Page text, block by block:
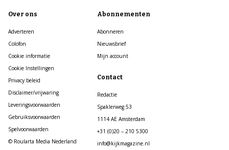
Over ons
Adverteren
Colofon
Cookie informatie
Cookie Instellingen
Privacy beleid
Disclaimer/vrijwaring
Leveringsvoorwaarden
Gebruiksvoorwaarden
Spelvoorwaarden
© Roularta Media Nederland
Abonnementen
Abonneren
Nieuwsbrief
Mijn account
Contact
Redactie
Spaklerweg 53
1114 AE Amsterdam
+31 (0)20 – 210 5300
info@kijkmagazine.nl